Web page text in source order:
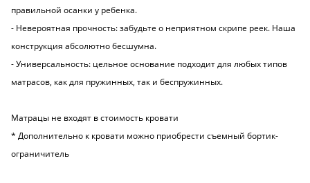
правильной осанки у ребенка.
- Невероятная прочность: забудьте о неприятном скрипе реек. Наша
конструкция абсолютно бесшумна.
- Универсальность: цельное основание подходит для любых типов
матрасов, как для пружинных, так и беспружинных.
Матрацы не входят в стоимость кровати
* Дополнительно к кровати можно приобрести съемный бортик-
ограничитель